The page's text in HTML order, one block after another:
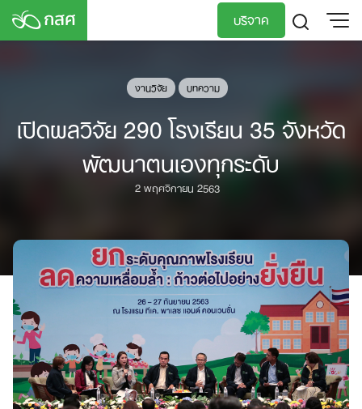
Skip
บริจาค
งานวิจัย บทความ
เปิดผลวิจัย 290 โรงเรียน 35 จังหวัด
พัฒนาตนเองทุกระดับ
2 พฤศจิกายน 2563